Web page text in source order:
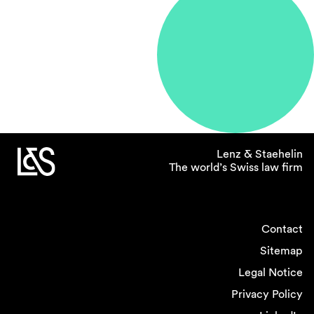
sich dazu, Partnerin bei
Lenz & Staehelin zu
Lenz & Staehelin hatte damals und hat immer
noch den hervorragenden Ruf, eine der
führenden Wirtschaftskanzleien der Schweiz zu
sein. Entsprechend interessant sind unsere
Mandate und die damit verbundene Arbeit.
Ausschlaggebend waren das professionelle
Umfeld, der respektvolle Umgangston und die
mehr, als dass ich mir selbst zugetraut habe.
Das alles hat dazu beigetragen, dass ich eine
und so meinen Platz im beruflichen Umfeld
Lenz & Staehelin
The world’s Swiss law firm
Contact
Sitemap
Legal Notice
Privacy Policy